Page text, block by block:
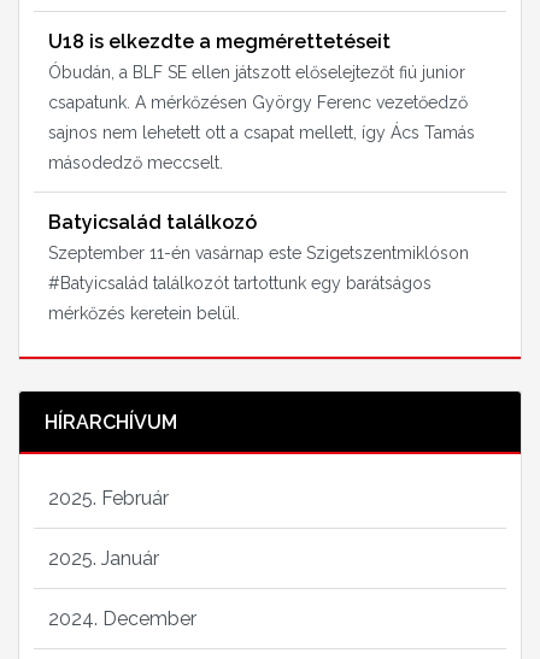
U18 is elkezdte a megmérettetéseit
Óbudán, a BLF SE ellen játszott előselejtezőt fiú junior
csapatunk. A mérkőzésen György Ferenc vezetőedző
sajnos nem lehetett ott a csapat mellett, így Ács Tamás
másodedző meccselt.
Batyicsalád találkozó
Szeptember 11-én vasárnap este Szigetszentmiklóson
#Batyicsalád találkozót tartottunk egy barátságos
mérkőzés keretein belül.
HÍRARCHÍVUM
2025. Február
2025. Január
2024. December